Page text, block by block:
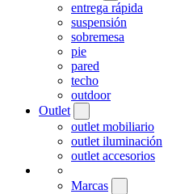
entrega rápida
suspensión
sobremesa
pie
pared
techo
outdoor
Outlet
outlet mobiliario
outlet iluminación
outlet accesorios
Marcas